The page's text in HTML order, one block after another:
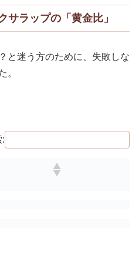
サラップの「黄金比」
と迷う方のために、失敗しな
。
: